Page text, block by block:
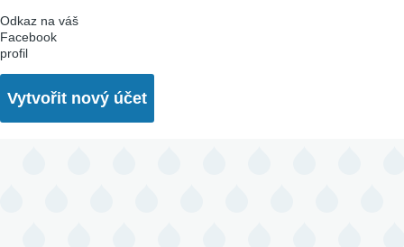
Odkaz na váš
Facebook
profil